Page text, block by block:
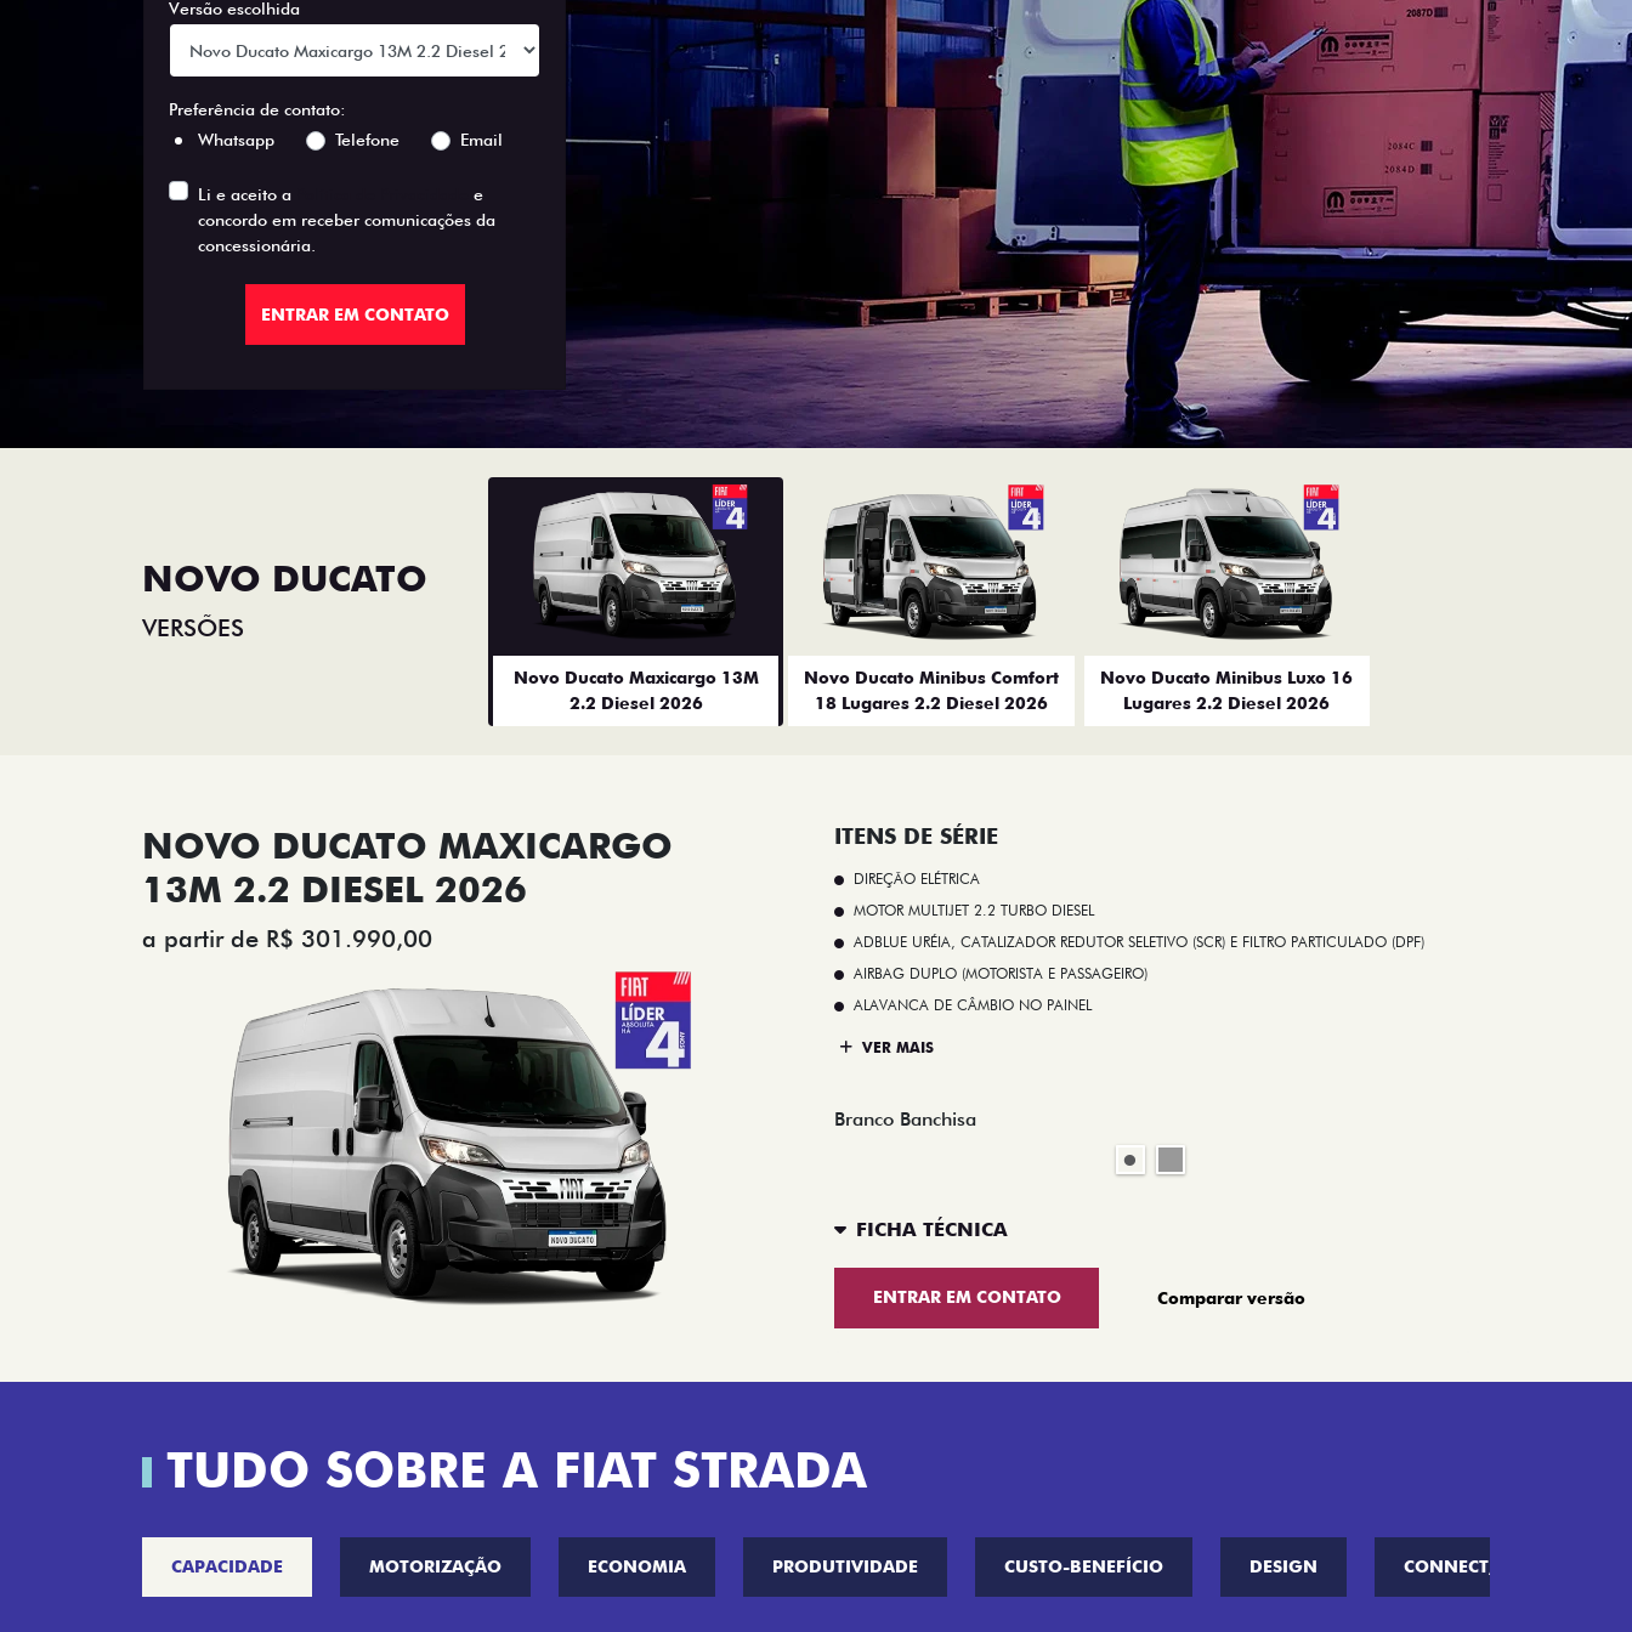
Versão escolhida
Preferência de contato:
Whatsapp
Telefone Email
Li e aceito a
e
concordo em receber comunicações da
concessionária.
ENTRAR EM CONTATO
NOVO DUCATO
VERSÕES
Novo Ducato Maxicargo 13M
2.2 Diesel 2026
Novo Ducato Minibus Comfort
18 Lugares 2.2 Diesel 2026
Novo Ducato Minibus Luxo 16
Lugares 2.2 Diesel 2026
NOVO DUCATO MAXICARGO
13M 2.2 DIESEL 2026
a partir de R$ 301.990,00
ITENS DE SÉRIE
DIREÇÃO ELÉTRICA
MOTOR MULTIJET 2.2 TURBO DIESEL
ADBLUE URÉIA, CATALIZADOR REDUTOR SELETIVO (SCR) E FILTRO PARTICULADO (DPF)
AIRBAG DUPLO (MOTORISTA E PASSAGEIRO)
ALAVANCA DE CÂMBIO NO PAINEL
VER MAIS
Branco Banchisa
FICHA TÉCNICA
ENTRAR EM CONTATO Comparar versão
TUDO SOBRE A FIAT STRADA
CAPACIDADE MOTORIZAÇÃO ECONOMIA PRODUTIVIDADE CUSTO-BENEFÍCIO DESIGN CONNECT////ME